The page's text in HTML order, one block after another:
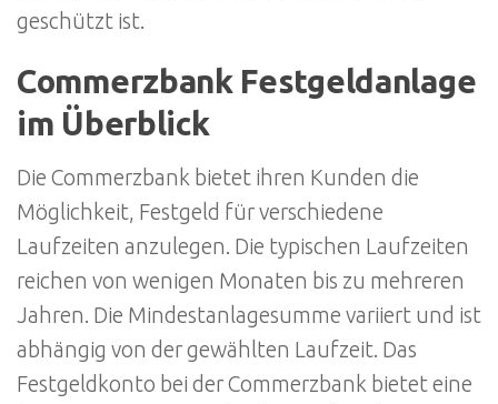
geschützt ist.
Commerzbank Festgeldanlage
im Überblick
Die Commerzbank bietet ihren Kunden die
Möglichkeit, Festgeld für verschiedene
Laufzeiten anzulegen. Die typischen Laufzeiten
reichen von wenigen Monaten bis zu mehreren
Jahren. Die Mindestanlagesumme variiert und ist
abhängig von der gewählten Laufzeit. Das
Festgeldkonto bei der Commerzbank bietet eine